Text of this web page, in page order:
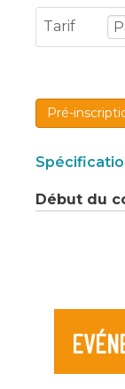
Tarif
Pré-
Début du